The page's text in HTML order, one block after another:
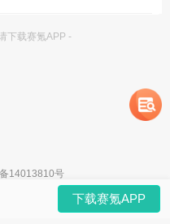
下载赛氪APP -
下载赛氪APP
14013810号